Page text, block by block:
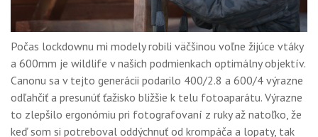
Počas lockdownu mi modely robili väčšinou voľne žijúce vtáky
a 600mm je wildlife v našich podmienkach optimálny objektív.
Canonu sa v tejto generácii podarilo 400/2.8 a 600/4 výrazne
odľahčiť a presunúť ťažisko bližšie k telu fotoaparátu. Výrazne
to zlepšilo ergonómiu pri fotografovaní z ruky až natoľko, že
keď som si potreboval oddýchnuť od krompáča a lopaty, tak